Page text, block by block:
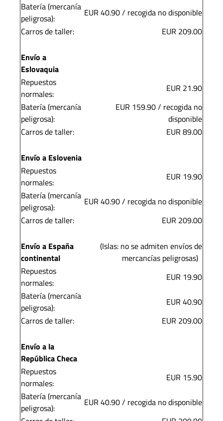
Batería (mercanía
peligrosa):
EUR 40.90 / recogida no disponible
Carros de taller:
EUR 209.00
Envío a
Eslovaquia
Repuestos
normales:
EUR 21.90
Batería (mercanía
peligrosa):
EUR 159.90 / recogida no
disponible
Carros de taller:
EUR 89.00
Envío a Eslovenia
Repuestos
normales:
EUR 19.90
Batería (mercanía
peligrosa):
EUR 40.90 / recogida no disponible
Carros de taller:
EUR 209.00
Envío a España
continental
(Islas: no se admiten envíos de
mercancías peligrosas)
Repuestos
normales:
EUR 19.90
Batería (mercanía
peligrosa):
EUR 40.90
Carros de taller:
EUR 209.00
Envío a la
República Checa
Repuestos
normales:
EUR 15.90
Batería (mercanía
peligrosa):
EUR 40.90 / recogida no disponible